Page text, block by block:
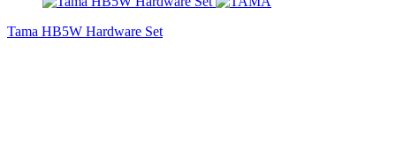
Tama HB5W Hardware Set